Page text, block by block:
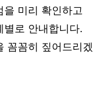
을 미리 확인하고
별로 안내합니다.
꼼꼼히 짚어드리겠